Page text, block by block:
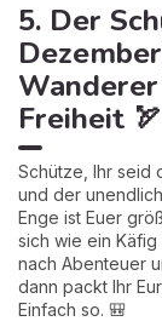
5. Der
Freiheit 🏹
Schütze, Ihr seid
und der
Enge ist Euer
sich wie ein
nach Abenteuer
dann packt Ihr
Einfach so. 🎒